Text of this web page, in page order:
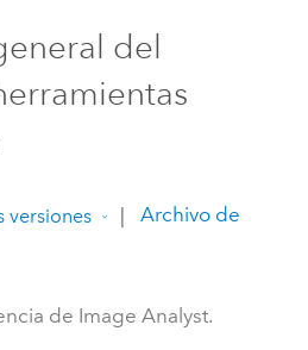
del
versiones |
Archivo de
de Image Analyst.